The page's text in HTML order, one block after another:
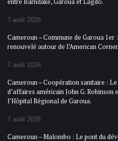
7 août 2026
Cameroun – Commune de Garoua 1er
renouvelé autour de l’American Corner.
7 août 2026
Cameroun – Coopération sanitaire :
d’affaires américain John G. Robinson
l’Hôpital Régional de Garoua.
7 août 2026
Cameroun – Malombo : Le pont du